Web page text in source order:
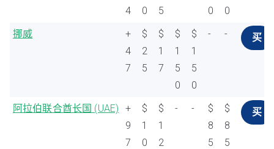
4
0
5
0
0
挪威
+
4
7
$
2
5
$
1
7
$
1
5
0
$
1
5
0
- - 买
阿拉伯联合酋长国 (UAE)
+
9
7
$
1
0
$
1
2
- -
$
8
5
$
8
5
买